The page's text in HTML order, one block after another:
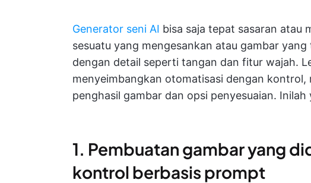
Generator seni AI bisa saja tepat sasaran atau
sesuatu yang mengesankan atau gambar
dengan detail seperti tangan dan fitur wajah.
menyeimbangkan otomatisasi dengan kontrol,
penghasil gambar dan opsi penyesuaian.
1. Pembuatan gambar yang
kontrol berbasis prompt